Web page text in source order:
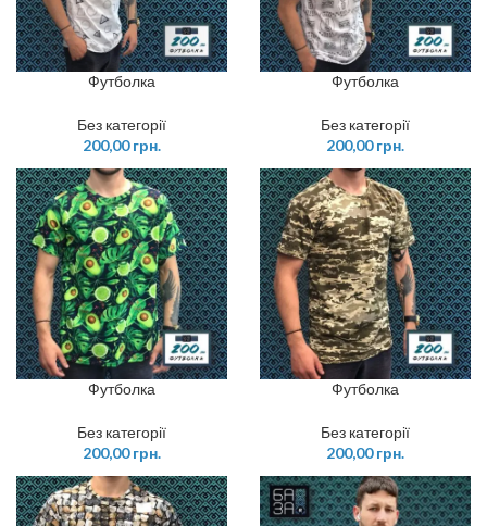
Футболка
Без категорії
200,00грн.
Футболка
Без категорії
200,00грн.
Футболка
Без категорії
200,00грн.
Футболка
Без категорії
200,00грн.